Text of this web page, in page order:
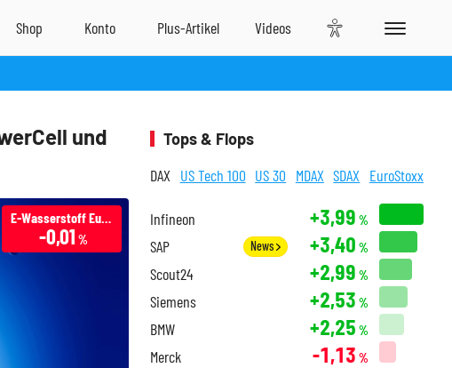
und
E-Wasserstoff Europa Index
-0,01 %
Tops & Flops
DAX US Tech 100 US 30 MDAX SDAX EuroStoxx
Infineon +3,99 %
SAP News +3,40 %
Scout24 +2,99 %
Siemens +2,53 %
BMW +2,25 %
Merck -1,13 %